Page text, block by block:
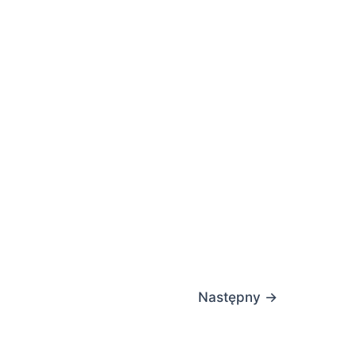
Następny →